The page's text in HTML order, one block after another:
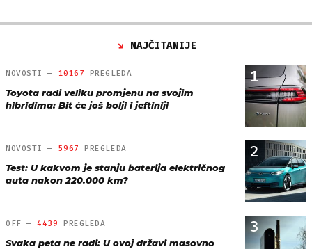
NAJČITANIJE
1
NOVOSTI — 10167 PREGLEDA
Toyota radi veliku promjenu na svojim
hibridima: Bit će još bolji i jeftiniji
2
NOVOSTI — 5967 PREGLEDA
Test: U kakvom je stanju baterija električnog
auta nakon 220.000 km?
3
OFF —4439 PREGLEDA
Svaka peta ne radi: U ovoj državi masovno